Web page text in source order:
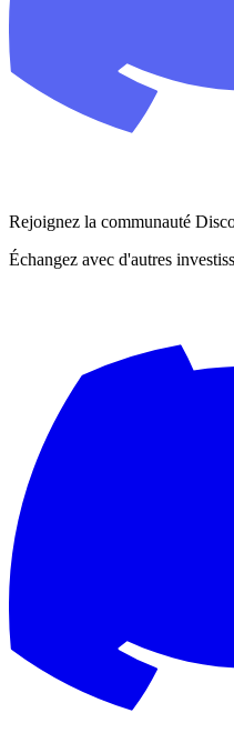
Rejoignez la communauté
Échangez avec d'autres